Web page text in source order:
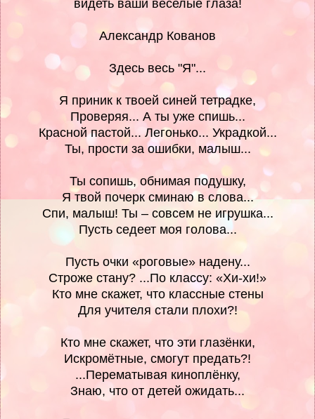
видеть ваши веселые глаза!
Александр Кованов
Здесь весь "Я"...
Я приник к твоей синей тетрадке,
Проверяя... А ты уже спишь...
Красной пастой... Легонько... Украдкой...
Ты, прости за ошибки, малыш...
Ты сопишь, обнимая подушку,
Я твой почерк сминаю в слова...
Спи, малыш! Ты – совсем не игрушка...
Пусть седеет моя голова...
Пусть очки «роговые» надену...
Строже стану? ...По классу: «Хи-хи!»
Кто мне скажет, что классные стены
Для учителя стали плохи?!
Кто мне скажет, что эти глазёнки,
Искромётные, смогут предать?!
...Перематывая киноплёнку,
Знаю, что от детей ожидать...